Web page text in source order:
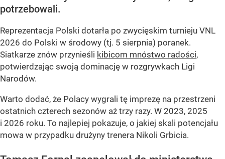
potrzebowali.
Reprezentacja Polski dotarła po zwycięskim turnieju VNL
2026 do Polski w środowy (tj. 5 sierpnia) poranek.
Siatkarze znów przynieśli kibicom mnóstwo radości,
potwierdzając swoją dominację w rozgrywkach Ligi
Narodów.
Warto dodać, że Polacy wygrali tę imprezę na przestrzeni
ostatnich czterech sezonów aż trzy razy. W 2023, 2025
i 2026 roku. To najlepiej pokazuje, o jakiej skali potencjału
mowa w przypadku drużyny trenera Nikoli Grbicia.